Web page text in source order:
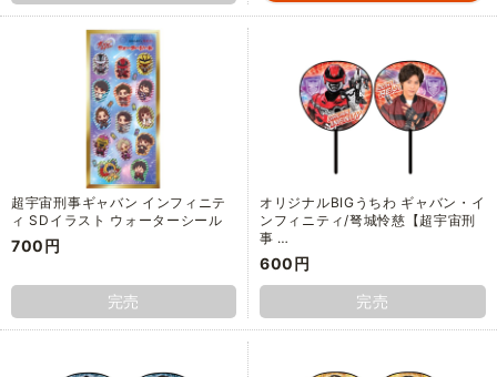
超宇宙刑事ギャバン インフィニテ
ィ SDイラスト ウォーターシール
700円
完売
オリジナルBIGうちわ ギャバン・イ
ンフィニティ/弩城怜慈【超宇宙刑
事 …
600円
完売